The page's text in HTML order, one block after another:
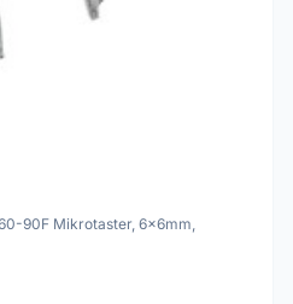
90F Mikrotaster, 6x6mm,